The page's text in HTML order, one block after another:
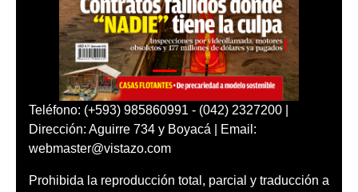
Teléfono: (+593) 985860991 - (042) 2327200 |
Dirección: Aguirre 734 y Boyacá | Email:
webmaster@vistazo.com
Prohibida la reproducción total, parcial y traducción a